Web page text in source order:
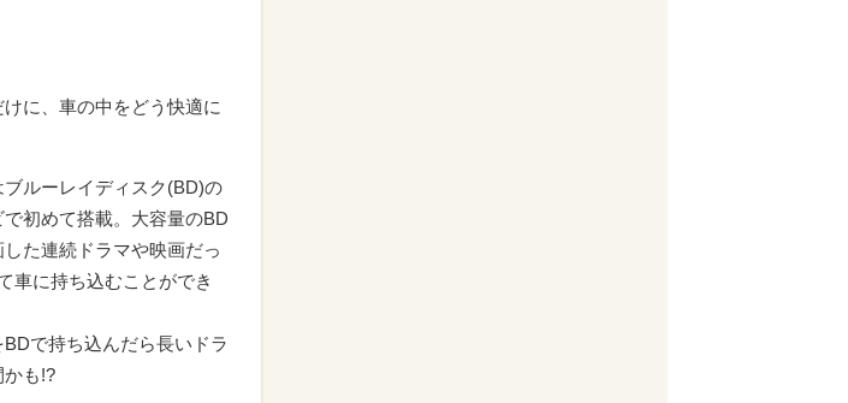
に、車の中をどう快適に
ルーレイディスク(BD)の
初めて搭載。大容量のBD
た連続ドラマや映画だっ
車に持ち込むことができ
で持ち込んだら長いドラ
かも!?